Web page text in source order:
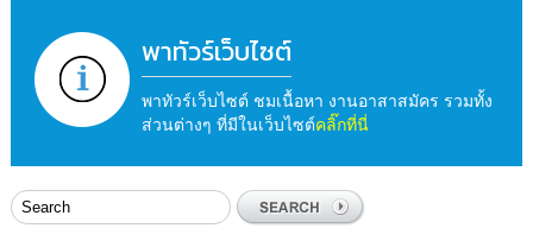
พาทัวร์เว็บไซต์
พาทัวร์เว็บไซต์ ชมเนื้อหา งานอาสาสมัคร รวมทั้ง
ส่วนต่างๆ ที่มีในเว็บไซต์คลิ๊กที่นี่